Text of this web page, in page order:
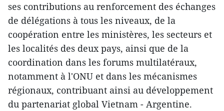
ses contributions au renforcement des échanges
de délégations à tous les niveaux, de la
coopération entre les ministères, les secteurs et
les localités des deux pays, ainsi que de la
coordination dans les forums multilatéraux,
notamment à l'ONU et dans les mécanismes
régionaux, contribuant ainsi au développement
du partenariat global Vietnam - Argentine.